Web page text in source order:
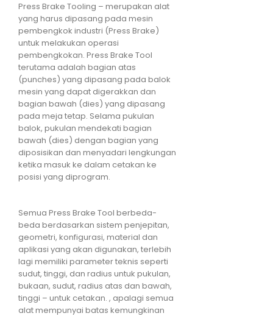
Press Brake Tooling – merupakan alat
yang harus dipasang pada mesin
pembengkok industri (Press Brake)
untuk melakukan operasi
pembengkokan. Press Brake Tool
terutama adalah bagian atas
(punches) yang dipasang pada balok
mesin yang dapat digerakkan dan
bagian bawah (dies) yang dipasang
pada meja tetap. Selama pukulan
balok, pukulan mendekati bagian
bawah (dies) dengan bagian yang
diposisikan dan menyadari lengkungan
ketika masuk ke dalam cetakan ke
posisi yang diprogram.
Semua Press Brake Tool berbeda-
beda berdasarkan sistem penjepitan,
geometri, konfigurasi, material dan
aplikasi yang akan digunakan, terlebih
lagi memiliki parameter teknis seperti
sudut, tinggi, dan radius untuk pukulan,
bukaan, sudut, radius atas dan bawah,
tinggi – untuk cetakan. , apalagi semua
alat mempunyai batas kemungkinan